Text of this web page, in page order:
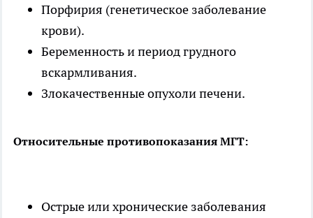
Порфирия (генетическое заболевание
крови).
Беременность и период грудного
вскармливания.
Злокачественные опухоли печени.
Относительные противопоказания МГТ:
Острые или хронические заболевания